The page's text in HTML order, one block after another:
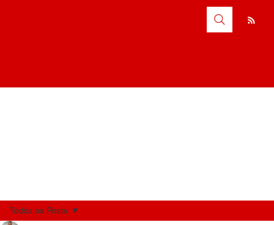
Todos os Posts